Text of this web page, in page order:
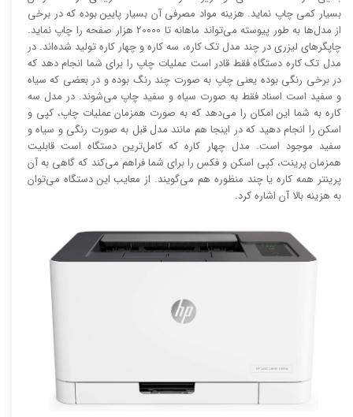
بسیار کمی چاپ نماید. هزینه مواد مصرفی آن بسیار پایین بوده که در برخی
از مدل‌ها به طور پیوسته می‌تواند ماهانه تا 20000 هزار صفحه را چاپ نماید.
چاپگر‌های لیزری در چند مدل تک کاره، سه کاره و چهار کاره تولید شده‌اند. در
مدل تک کاره دستگاه فقط قادر است عملیات چاپ را برای شما انجام دهد که
در برخی رنگی بوده یعنی چاپ به صورت چند رنگ بوده و در بعضی که سیاه
و سفید است اسناد فقط به صورت سیاه و سفید چاپ می‌شوند. در مدل سه
کاره به شما این امکان را می‌دهد که به صورت همزمان عملیات چاپ، کپی و
اسکن را انجام دهید که در اینجا هم مانند مدل قبل به صورت رنگی و سیاه و
سفید موجود است. مدل چهار کاره که کامل‌ترین دستگاه است قابلیت
همزمان پرینت، کپی اسکن و فکس را برای شما فراهم می‌کند که گاهی به آن
پرینتر همه کاره یا چند منظوره هم می‌گویند. از معایب این دستگاه می‌توان
به هزینه بالا آن اشاره کرد.